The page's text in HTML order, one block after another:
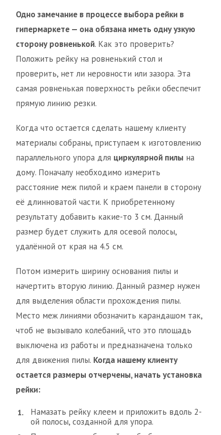
Одно замечание в процессе выбора рейки в
гипермаркете — она обязана иметь одну узкую
сторону ровненькой. Как это проверить?
Положить рейку на ровненький стол и
проверить, нет ли неровности или зазора. Эта
самая ровненькая поверхность рейки обеспечит
прямую линию резки.
Когда что остается сделать нашему клиенту
материалы собраны, приступаем к изготовлению
параллельного упора для циркулярной пилы на
дому. Поначалу необходимо измерить
расстояние меж пилой и краем панели в сторону
её длинноватой части. К приобретенному
результату добавить какие-то 3 см. Данный
размер будет служить для осевой полосы,
удалённой от края на 4.5 см.
Потом измерить ширину основания пилы и
начертить вторую линию. Данный размер нужен
для выделения области прохождения пилы.
Место меж линиями обозначить карандашом так,
чтоб не вызывало колебаний, что это площадь
выключена из работы и предназначена только
для движения пилы. Когда нашему клиенту
остается размеры отчерчены, начать установка
рейки:
Намазать рейку клеем и приложить вдоль 2-
ой полосы, созданной для упора.